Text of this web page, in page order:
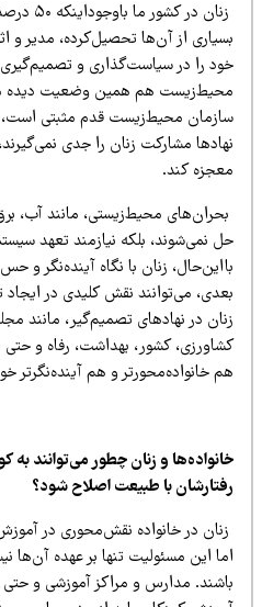
زنان در کشور ما
از آن‌ها تحصیل‌کرده، مدیر و
را در سیاست‌گذاری و تصمیم‌گیری پیدا
هم همین وضعیت دیده
محیط‌زیست قدم مثبتی است، اما
مشارکت زنان را جدی نمی‌گیرند، یک
کند.
محیط‌زیستی، مانند آب، برق و
نمی‌شوند، بلکه نیازمند تعهد سیستمی
زنان با نگاه آینده‌نگر و حس
می‌توانند نقش کلیدی در ایجاد
در نهادهای تصمیم‌گیر، مانند مجلس،
کشور، بهداشت، رفاه و حتی
خانواده‌محورتر و هم آینده‌نگرتر
و زنان چطور می‌توانند به
با طبیعت اصلاح شود؟
در خانواده نقش‌محوری در آموزش
این مسئولیت تنها بر عهده آن‌ها نیست؛
مدارس و مراکز آموزشی و حتی